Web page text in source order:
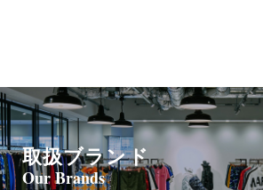
取扱ブランド
Our Brands